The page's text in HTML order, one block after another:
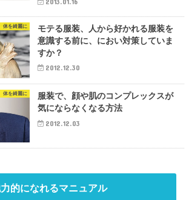
を綺麗に
モテる服装、人から好かれる服装を
意識する前に、におい対策していま
すか？
2012.12.30
を綺麗に
服装で、顔や肌のコンプレックスが
気にならなくなる方法
2012.12.03
的になれるマニュアル